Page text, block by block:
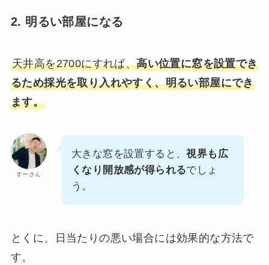
2. 明るい部屋になる
天井高を2700にすれば、高い位置に窓を設置でき
るため採光を取り入れやすく、明るい部屋にでき
ます。
すーさん
大きな窓を設置すると、視界も広
くなり開放感が得られるでしょ
う。
とくに、日当たりの悪い場合には効果的な方法で
す。